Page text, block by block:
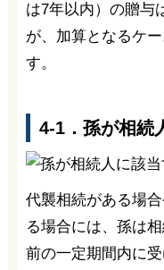
は7年以内）の贈与
が、加算となるケ
す。
4-1．孫が相続
代襲相続がある場
る場合には、孫は
前の一定期間内に